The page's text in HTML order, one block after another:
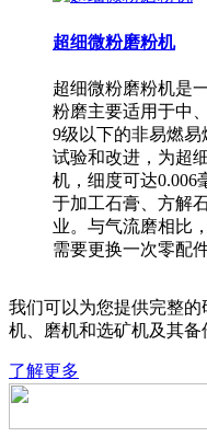
超细微粉磨粉机
超细微粉磨粉机是
粉磨主要适用于中
9级以下的非易燃
试验和改进，为超
机，细度可达0.006
于加工石膏、方解
业。与气流磨相比
需要更换一次零配
我们可以为您提供完整
机、磨机和选矿机及其备
了解更多